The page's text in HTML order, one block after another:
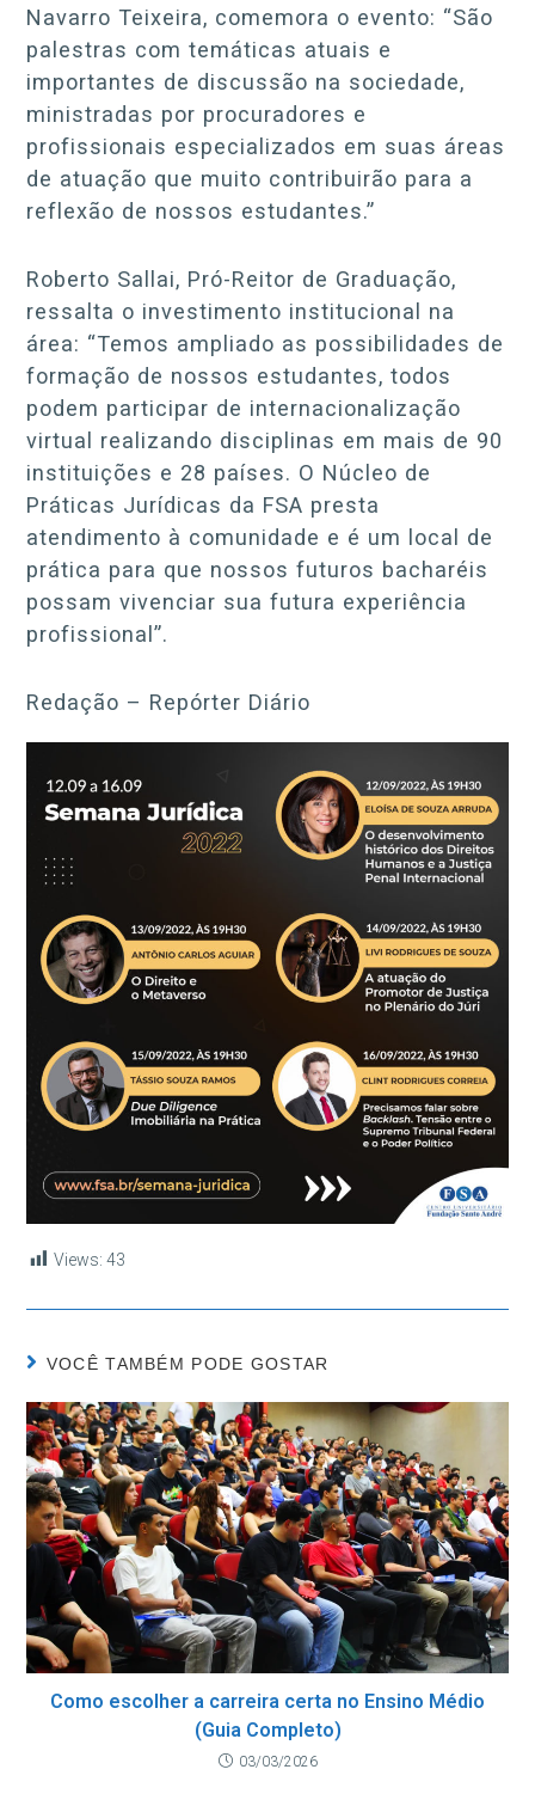
Navarro Teixeira, comemora o evento: “São
palestras com temáticas atuais e
importantes de discussão na sociedade,
ministradas por procuradores e
profissionais especializados em suas áreas
de atuação que muito contribuirão para a
reflexão de nossos estudantes.”
Roberto Sallai, Pró-Reitor de Graduação,
ressalta o investimento institucional na
área: “Temos ampliado as possibilidades de
formação de nossos estudantes, todos
podem participar de internacionalização
virtual realizando disciplinas em mais de 90
instituições e 28 países. O Núcleo de
Práticas Jurídicas da FSA presta
atendimento à comunidade e é um local de
prática para que nossos futuros bacharéis
possam vivenciar sua futura experiência
profissional”.
Redação – Repórter Diário
Views: 43
VOCÊ TAMBÉM PODE GOSTAR
Como escolher a carreira certa no Ensino Médio
(Guia Completo)
03/03/2026